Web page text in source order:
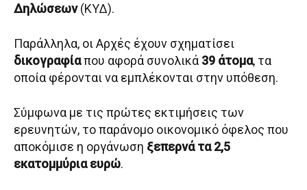
Δηλώσεων(ΚΥΔ).
Παράλληλα, οι Αρχές έχουν σχηματίσει
δικογραφίαπου αφορά συνολικά39 άτομα, τα
οποία φέρονται να εμπλέκονται στην υπόθεση.
Σύμφωνα με τις πρώτες εκτιμήσεις των
ερευνητών, το παράνομο οικονομικό όφελος που
αποκόμισε η οργάνωση ξεπερνά τα 2,5
εκατομμύρια ευρώ.